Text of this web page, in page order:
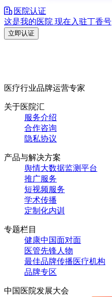
医院认证
这是我的医院 现在入驻丁香号
立即认证
医疗行业品牌运营专家
关于医院汇
服务介绍
合作咨询
隐私协议
产品与解决方案
舆情大数据监测平台
推广服务
短视频服务
学术传播
定制化内训
专题栏目
健康中国面对面
医管先锋人物
最佳品牌传播医疗机构
品牌专区
中国医院发展大会